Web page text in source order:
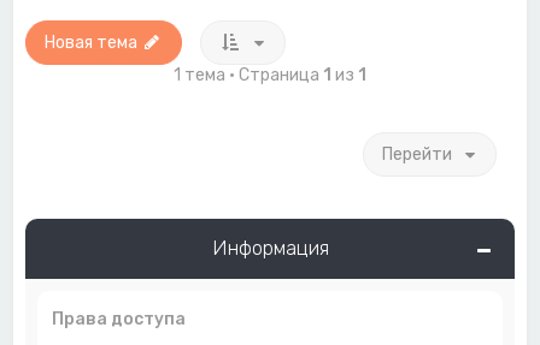
Новая тема
1 тема • Страница 1 из 1
Перейти
Информация
Права доступа